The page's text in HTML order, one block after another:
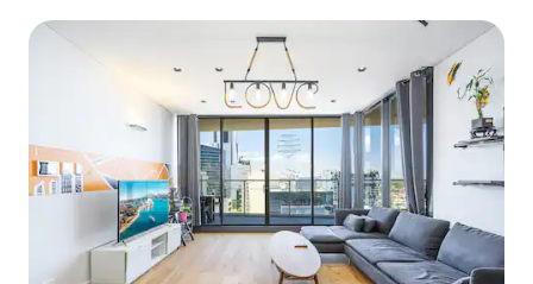
Westfield, restaurant, parking gratuit